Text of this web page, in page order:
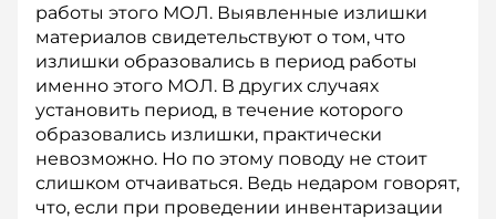
работы этого МОЛ. Выявленные излишки
материалов свидетельствуют о том, что
излишки образовались в период работы
именно этого МОЛ. В других случаях
установить период, в течение которого
образовались излишки, практически
невозможно. Но по этому поводу не стоит
слишком отчаиваться. Ведь недаром говорят,
что, если при проведении инвентаризации